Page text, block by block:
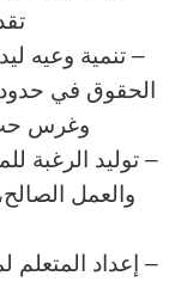
– تنمية وعيه
الحقوق في
وغرس حب
– توليد الرغبة
والعمل
– إعداد المتعلم